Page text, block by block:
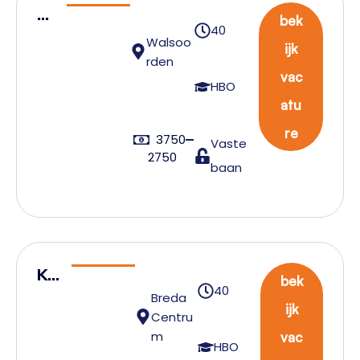
Pr
Walsoo
rden
3750
2750
40
HBO
Vaste
baan
bek
ijk
vac
atu
re
Kw
Breda
Centru
m
40
HBO
bek
ijk
vac